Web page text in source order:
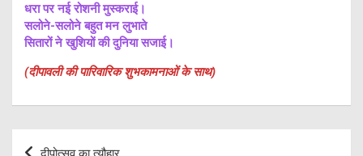
धरा पर नई रोशनी मुस्कराई।
सलोने-सलोने बहुत मन लुभाते
सितारों ने खुशियों की दुनिया सजाई।
(दीपावली की पारिवारिक शुभकामनाओं के साथ)
Post